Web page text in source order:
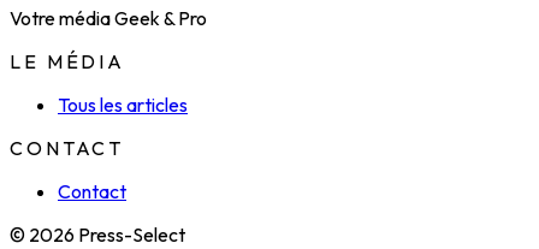
Votre média Geek & Pro
LE MÉDIA
Tous les articles
CONTACT
Contact
© 2026 Press-Select